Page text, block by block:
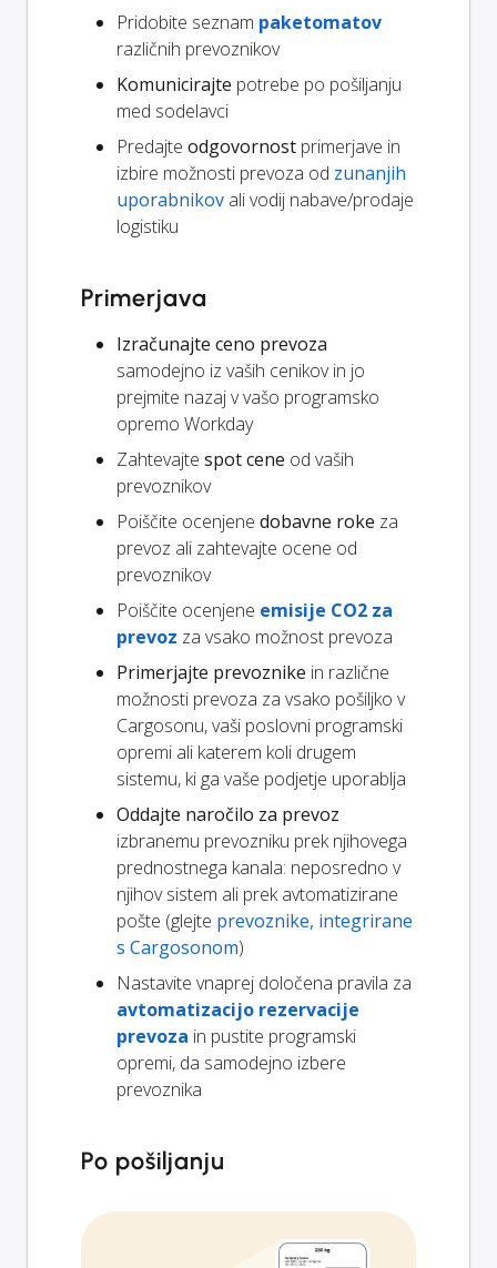
Pridobite seznam paketomatov
različnih prevoznikov
Komunicirajte potrebe po pošiljanju
med sodelavci
Predajte odgovornost primerjave in
izbire možnosti prevoza od zunanjih
uporabnikov ali vodij nabave/prodaje
logistiku
Primerjava
Izračunajte ceno prevoza
samodejno iz vaših cenikov in jo
prejmite nazaj v vašo programsko
opremo Workday
Zahtevajte spot cene od vaših
prevoznikov
Poiščite ocenjene dobavne roke za
prevoz ali zahtevajte ocene od
prevoznikov
Poiščite ocenjene emisije CO2 za
prevoz za vsako možnost prevoza
Primerjajte prevoznike in različne
možnosti prevoza za vsako pošiljko v
Cargosonu, vaši poslovni programski
opremi ali katerem koli drugem
sistemu, ki ga vaše podjetje uporablja
Oddajte naročilo za prevoz
izbranemu prevozniku prek njihovega
prednostnega kanala: neposredno v
njihov sistem ali prek avtomatizirane
pošte (glejte prevoznike, integrirane
s Cargosonom)
Nastavite vnaprej določena pravila za
avtomatizacijo rezervacije
prevoza in pustite programski
opremi, da samodejno izbere
prevoznika
Po pošiljanju